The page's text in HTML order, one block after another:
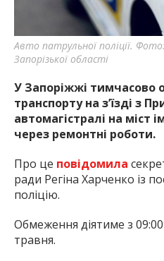
Авто патрульної поліції.
Запорізької області
У Запоріжжі тимчасово
транспорту на з’їзді з
автомагістралі на міст
через ремонтні роботи.
Про це повідомила
ради Регіна Харченко із
поліцію.
Обмеження діятиме з
травня.